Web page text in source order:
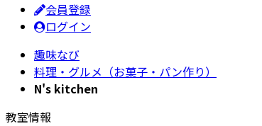
会員登録
ログイン
趣味なび
料理・グルメ（お菓子・パン作り）
N's kitchen
教室情報